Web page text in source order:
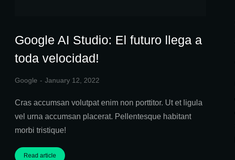
Google AI Studio: El futuro llega a
toda velocidad!
Google January 12, 2022
Cras accumsan volutpat enim non porttitor. Ut et ligula
vel urna accumsan placerat. Pellentesque habitant
morbi tristique!
Read article